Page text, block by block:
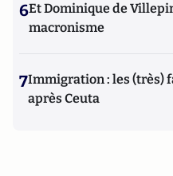
6Et Dominique de
macronisme
7Immigration : les (très)
après Ceuta